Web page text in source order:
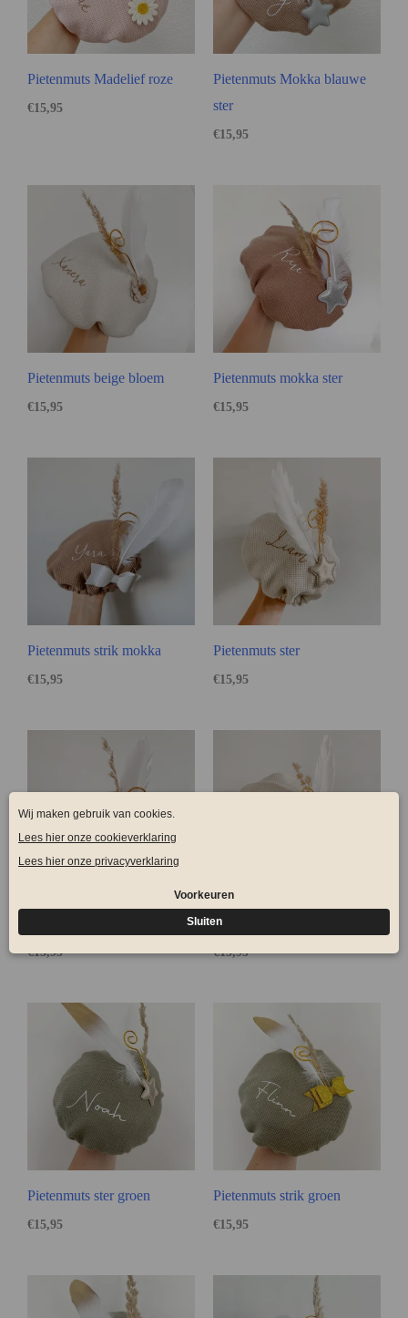
Pietenmuts Madelief roze
€15,95
Pietenmuts Mokka blauwe
ster
€15,95
Pietenmuts beige bloem
€15,95
Pietenmuts mokka ster
€15,95
Pietenmuts strik mokka
€15,95
Pietenmuts ster
€15,95
€15,95
Pietenmuts strik
€15,95
Pietenmuts ster groen
€15,95
Pietenmuts strik groen
€15,95